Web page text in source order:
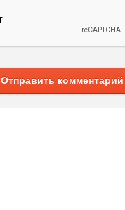
Отправить комментарий